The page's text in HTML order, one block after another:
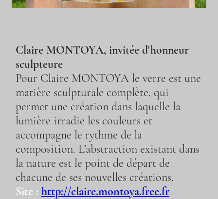
Claire MONTOYA, invitée d'honneur
sculpteure
Pour Claire MONTOYA le verre est une
matière sculpturale complète, qui
permet une création dans laquelle la
lumière irradie les couleurs et
accompagne le rythme de la
composition. L’abstraction existant dans
la nature est le point de départ de
chacune de ses nouvelles créations.
Site : http://claire.montoya.free.fr